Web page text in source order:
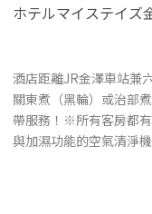
酒店距離JR金澤車站兼
關東煮（黑輪）或治部
帶服務！※所有客房都
與加濕功能的空氣清淨機